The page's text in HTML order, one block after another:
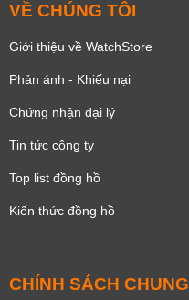
VỀ CHÚNG TÔI
Giới thiệu về WatchStore
Phản ánh - Khiếu nại
Chứng nhận đại lý
Tin tức công ty
Top list đồng hồ
Kiến thức đồng hồ
CHÍNH SÁCH CHUNG